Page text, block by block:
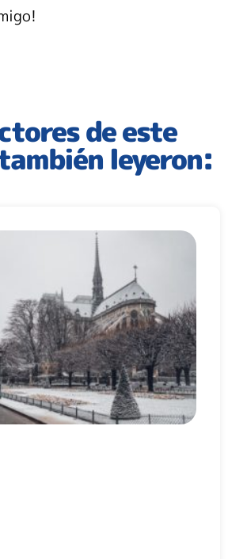
de este
leyeron: